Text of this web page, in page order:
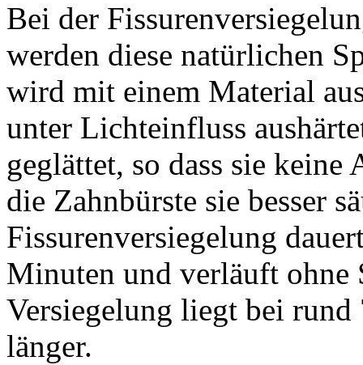
Bei der
werden diese natürlichen
wird mit einem Material
unter Lichteinfluss
geglättet, so dass sie
die Zahnbürste sie besser
Fissurenversiegelung
Minuten und verläuft ohne
Versiegelung liegt bei rund
länger.